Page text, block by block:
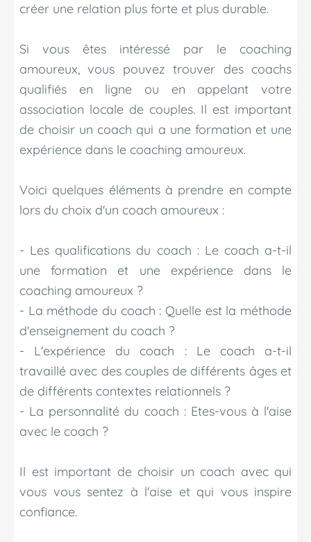
créer une relation plus forte et plus durable.
Si vous êtes intéressé par le coaching
amoureux, vous pouvez trouver des coachs
qualifiés en ligne ou en appelant votre
association locale de couples. Il est important
de choisir un coach qui a une formation et une
expérience dans le coaching amoureux.
Voici quelques éléments à prendre en compte
lors du choix d'un coach amoureux :
- Les qualifications du coach : Le coach a-t-il
une formation et une expérience dans le
coaching amoureux ?
- La méthode du coach : Quelle est la méthode
d'enseignement du coach ?
- L'expérience du coach : Le coach a-t-il
travaillé avec des couples de différents âges et
de différents contextes relationnels ?
- La personnalité du coach : Etes-vous à l'aise
avec le coach ?
Il est important de choisir un coach avec qui
vous vous sentez à l'aise et qui vous inspire
confiance.